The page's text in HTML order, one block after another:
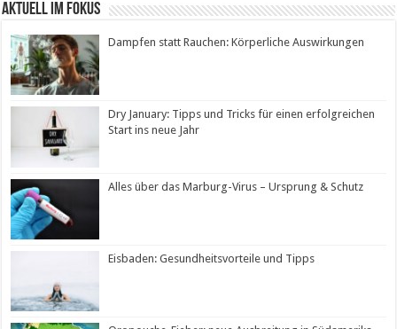
Aktuell im Fokus
Dampfen statt Rauchen: Körperliche Auswirkungen
Dry January: Tipps und Tricks für einen erfolgreichen
Start ins neue Jahr
Alles über das Marburg-Virus – Ursprung & Schutz
Eisbaden: Gesundheitsvorteile und Tipps